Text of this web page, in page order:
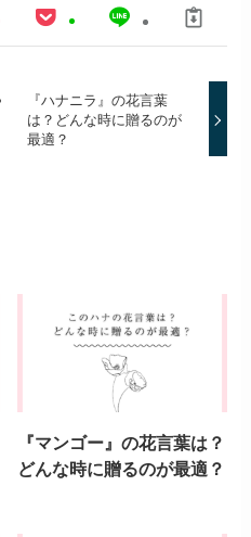
『ハナニラ』の花言葉
は？どんな時に贈るのが
最適？
『マンゴー』の花言葉は？
どんな時に贈るのが最適？